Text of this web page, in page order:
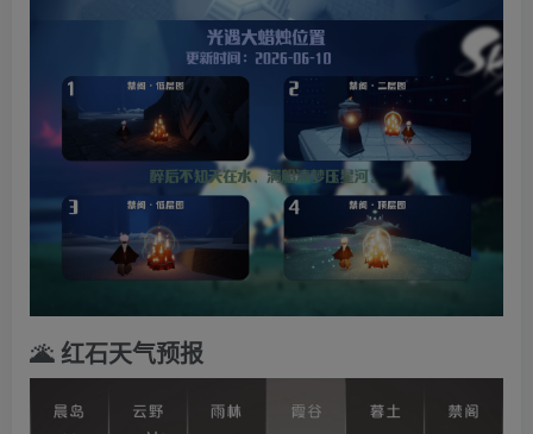
🌋 红石天气预报